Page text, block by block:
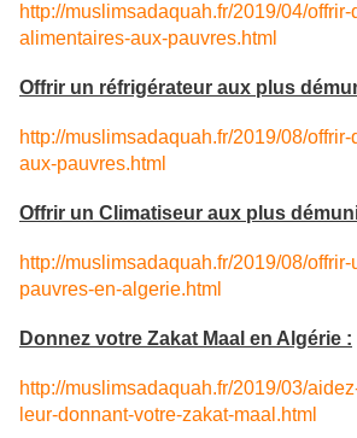
http://muslimsadaquah.fr/2019/04/
alimentaires-aux-pauvres.html
Offrir un réfrigérateur aux plus
http://muslimsadaquah.fr/2019/08/
aux-pauvres.html
Offrir un Climatiseur aux plus
http://muslimsadaquah.fr/2019/08/
pauvres-en-algerie.html
Donnez votre Zakat Maal en Algérie :
http://muslimsadaquah.fr/2019/03/
leur-donnant-votre-zakat-maal.html